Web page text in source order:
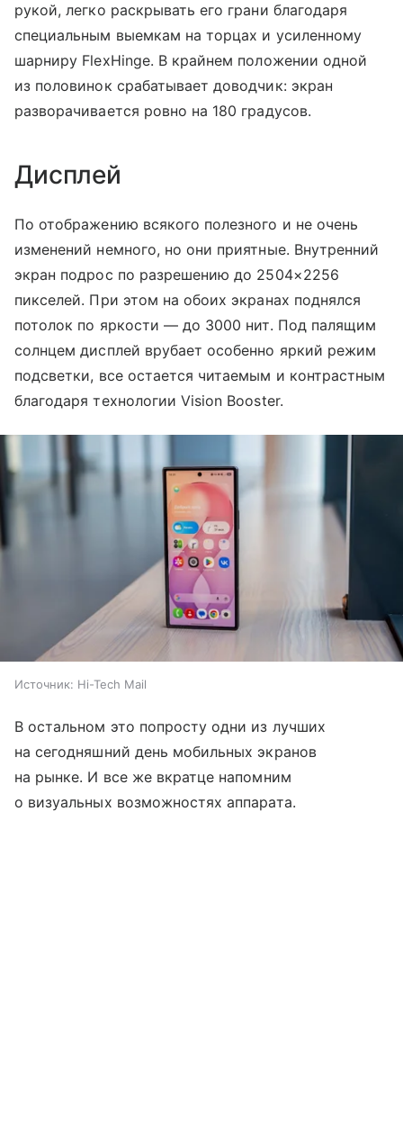
рукой, легко раскрывать его грани благодаря
специальным выемкам на торцах и усиленному
шарниру FlexHinge. В крайнем положении одной
из половинок срабатывает доводчик: экран
разворачивается ровно на 180 градусов.
Дисплей
По отображению всякого полезного и не очень
изменений немного, но они приятные. Внутренний
экран подрос по разрешению до 2504×2256
пикселей. При этом на обоих экранах поднялся
потолок по яркости — до 3000 нит. Под палящим
солнцем дисплей врубает особенно яркий режим
подсветки, все остается читаемым и контрастным
благодаря технологии Vision Booster.
Источник: Hi-Tech Mail
В остальном это попросту одни из лучших
на сегодняшний день мобильных экранов
на рынке. И все же вкратце напомним
о визуальных возможностях аппарата.